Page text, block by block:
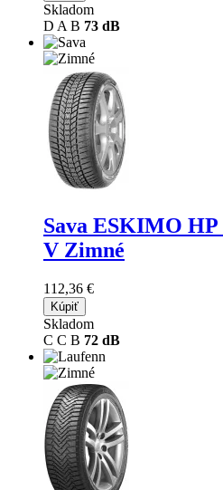
Skladom
D A B 73 dB
Sava ESKIMO HP
V Zimné
112,36 €
Kúpiť
Skladom
C C B 72 dB